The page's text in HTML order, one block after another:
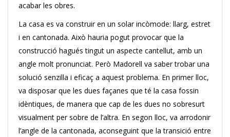
acabar les obres.
La casa es va construir en un solar incòmode: llarg, estret
i en cantonada. Això hauria pogut provocar que la
construcció hagués tingut un aspecte cantellut, amb un
angle molt pronunciat. Però Madorell va saber trobar una
solució senzilla i eficaç a aquest problema. En primer lloc,
va disposar que les dues façanes que té la casa fossin
idèntiques, de manera que cap de les dues no sobresurt
visualment per sobre de l’altra. En segon lloc, va arrodonir
l’angle de la cantonada, aconseguint que la transició entre